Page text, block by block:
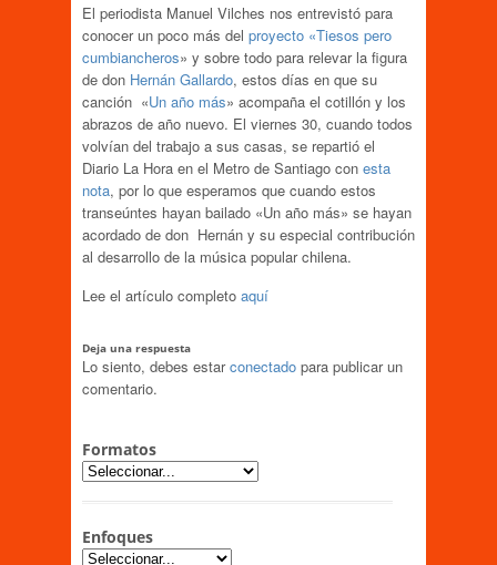
El periodista Manuel Vilches nos entrevistó para
conocer un poco más del proyecto «Tiesos pero
cumbiancheros» y sobre todo para relevar la figura
de don Hernán Gallardo, estos días en que su
canción «Un año más» acompaña el cotillón y los
abrazos de año nuevo. El viernes 30, cuando todos
volvían del trabajo a sus casas, se repartió el
Diario La Hora en el Metro de Santiago con esta
nota, por lo que esperamos que cuando estos
transeúntes hayan bailado «Un año más» se hayan
acordado de don Hernán y su especial contribución
al desarrollo de la música popular chilena.
Lee el artículo completo aquí
Deja una respuesta
Lo siento, debes estarconectado para publicar un
comentario.
Formatos
Enfoques